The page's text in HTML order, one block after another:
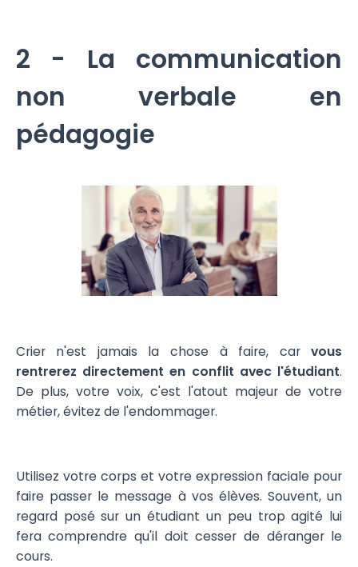
2 - La communication
non verbale en
pédagogie
Crier n'est jamais la chose à faire, carvous
rentrerez directement en conflit avec l'étudiant.
De plus, votre voix, c'est l'atout majeur de votre
métier, évitez de l'endommager.
Utilisez votre corps et votre expression faciale pour
faire passer le message à vos élèves. Souvent, un
regard posé sur un étudiant un peu trop agité lui
fera comprendre qu'il doit cesser de déranger le
cours.